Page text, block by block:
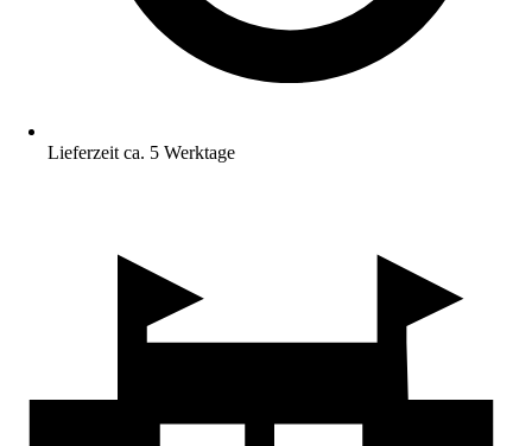
Lieferzeit ca. 5 Werktage